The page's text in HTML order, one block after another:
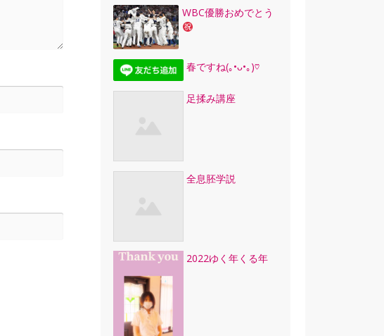
WBC優勝おめでとう
春ですね(｡•ᴗ•｡)♡
足揉み講座
全息胚学説
2022ゆく年くる年